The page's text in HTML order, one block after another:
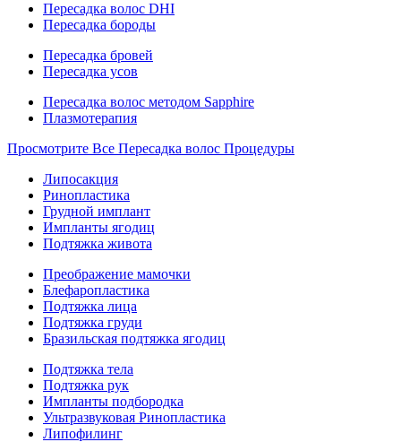
Пересадка волос DHI
Пересадка бороды
Пересадка бровей
Пересадка усов
Пересадка волос методом Sapphire
Плазмотерапия
Просмотрите Все Пересадка волос Процедуры
Липосакция
Ринопластика
Грудной имплант
Импланты ягодиц
Подтяжка живота
Преображение мамочки
Блефаропластика
Подтяжка лица
Подтяжка груди
Бразильская подтяжка ягодиц
Подтяжка тела
Подтяжка рук
Импланты подбородка
Ультразвуковая Ринопластика
Липофилинг